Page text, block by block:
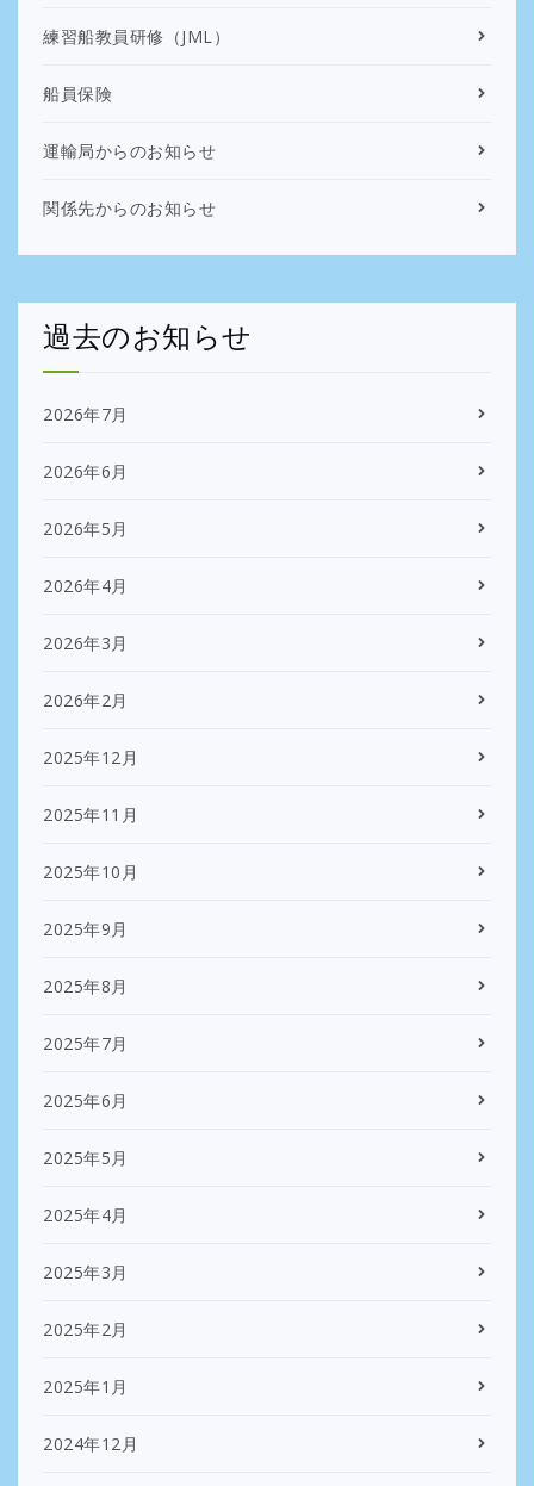
練習船教員研修（JML）
船員保険
運輸局からのお知らせ
関係先からのお知らせ
過去のお知らせ
2026年7月
2026年6月
2026年5月
2026年4月
2026年3月
2026年2月
2025年12月
2025年11月
2025年10月
2025年9月
2025年8月
2025年7月
2025年6月
2025年5月
2025年4月
2025年3月
2025年2月
2025年1月
2024年12月